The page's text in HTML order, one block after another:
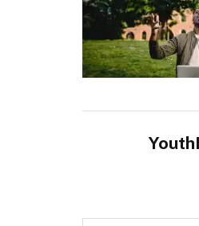
E-postanızı yazın…